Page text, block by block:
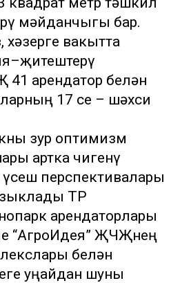
мәйданчыгы бар.
хәзерге вакытта
41 арендатор белән
17 се – шәхси
зур оптимизм
артка чигенү
перспективалары
ТР
арендаторлары
“АгроИдея” ҖЧҖнең
белән
уңайдан шуны